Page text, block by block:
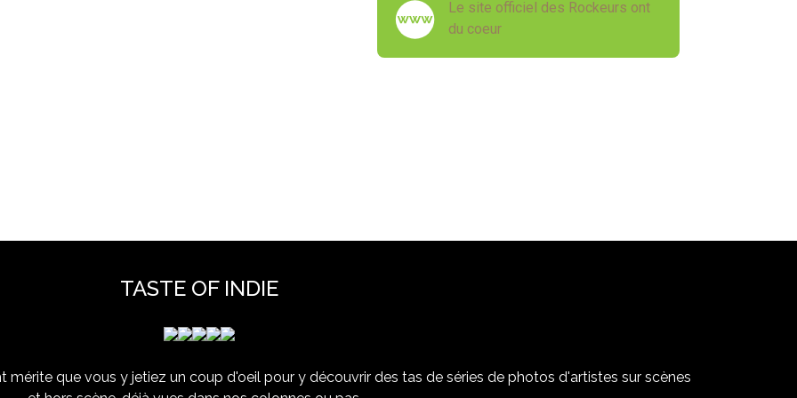
Le site officiel des Rockeurs ont
du coeur
TASTE OF INDIE
que vous y jetiez un coup d'oeil pour y découvrir des tas de séries de photos d'artistes sur scènes